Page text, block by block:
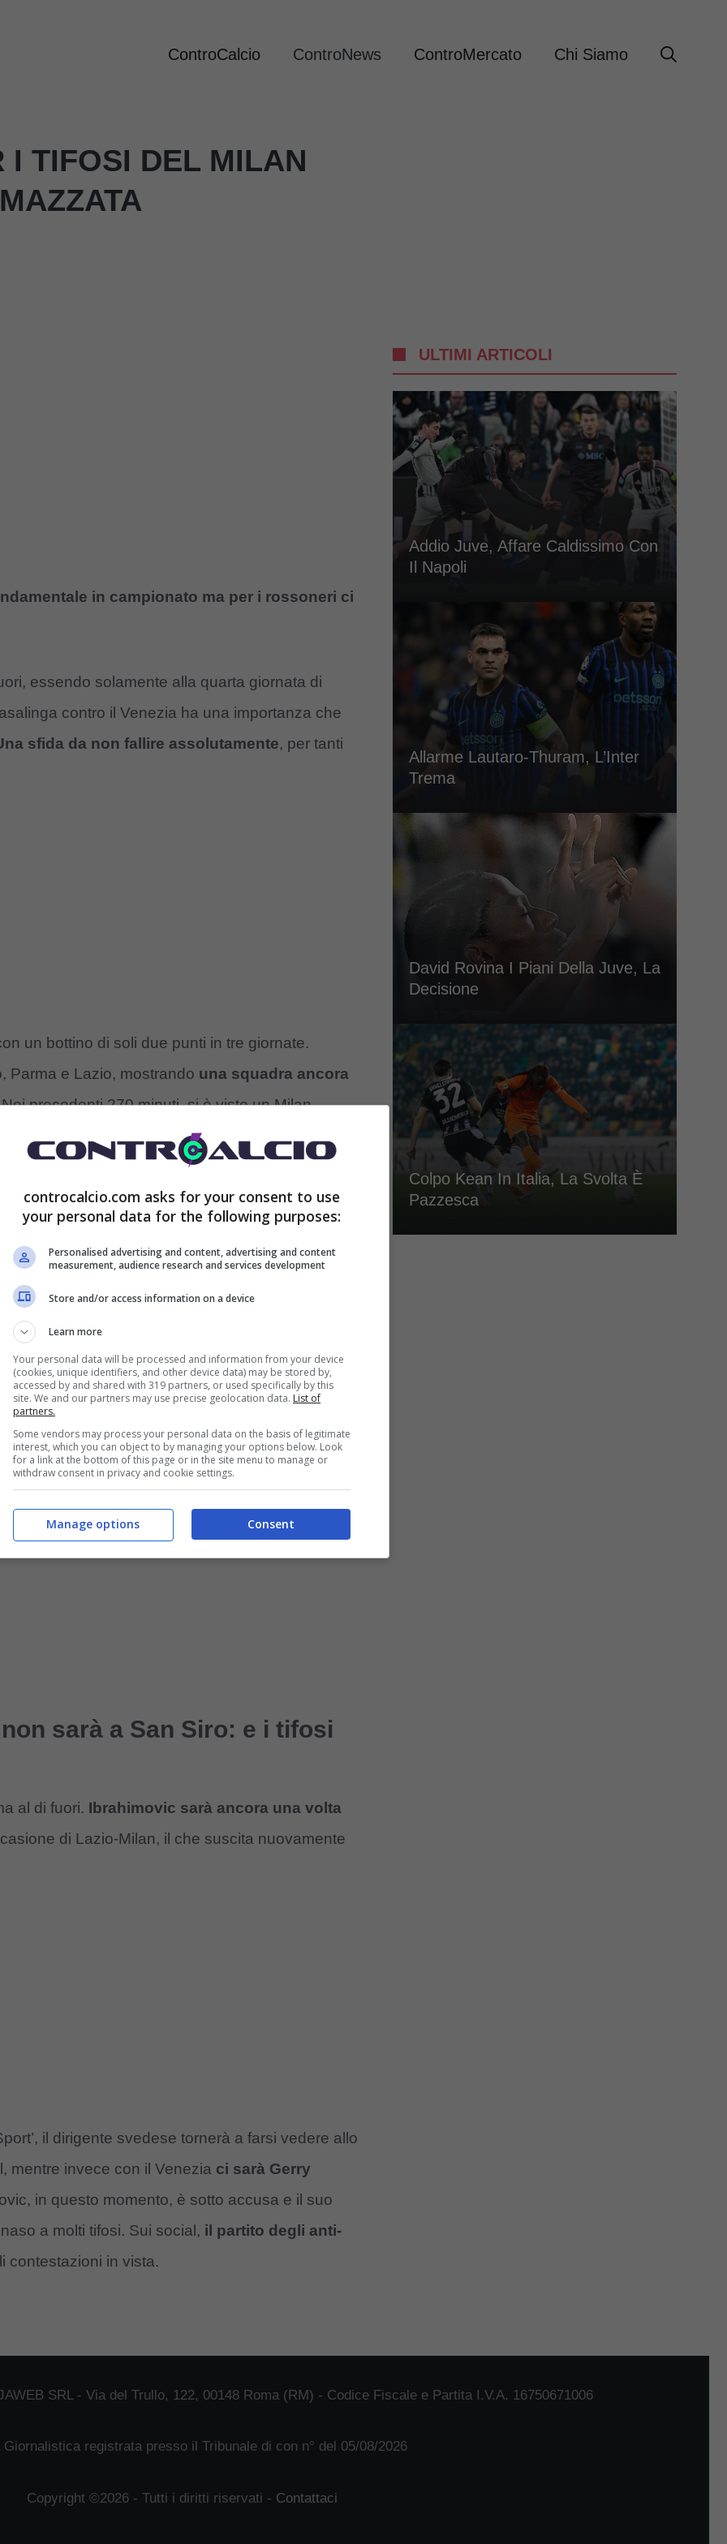
ControCalcio ControNews ControMercato Chi Siamo
I TIFOSI DEL MILAN
in campionato ma per i rossoneri ci
essendo solamente alla quarta giornata di
contro il Venezia ha una importanza che
sfida da non fallire assolutamente, per tanti
un bottino di soli due punti in tre giornate.
Parma e Lazio, mostrando una squadra ancora
precedenti 270 minuti, si è visto un Milan
per tutta la gara e con dei blackout
in fase difensiva.
di centrare i tre punti se non vorrà già
in discussione. Subito dopo, del resto, il Milan
e non solo simbolico,
nel derby
convincenti.
a quelle che saranno le scelte di formazione di
al turnover preventivo, per far ruotare tutti gli
ci saràuna assenza piuttosto particolare
sarà a San Siro: e i tifosi
al di fuori. Ibrahimovic sarà ancora una volta
di Lazio-Milan, il che suscita nuovamente
il dirigente svedese tornerà a farsi vedere allo
mentre invece con il Venezia ci sarà Gerry
in questo momento, è sotto accusa e il suo
a molti tifosi. Sui social, il partito degli anti-
contestazioni in vista.
ULTIMI ARTICOLI
Addio Juve, Affare Caldissimo Con
Il Napoli
Allarme Lautaro-Thuram, L’Inter
Trema
David Rovina I Piani Della Juve, La
Decisione
Colpo Kean In Italia, La Svolta È
Pazzesca
SRL - Via del Trullo, 122, 00148 Roma (RM) - Codice Fiscale e Partita I.V.A. 16750671006
Giornalistica registrata presso il Tribunale di con n° del 05/08/2026
Copyright ©2026 - Tutti i diritti riservati - Contattaci
controcalcio.com asks for your consent to use
your personal data for the following purposes:
Personalised advertising and content, advertising and content
measurement, audience research and services development
Store and/or access information on a device
Learn more
Your personal data will be processed and information from your device
(cookies, unique identifiers, and other device data) may be stored by,
accessed by and shared with 319 partners, or used specifically by this
site. We and our partners may use precise geolocation data. List of
partners.
Some vendors may process your personal data on the basis of legitimate
interest, which you can object to by managing your options below. Look
for a link at the bottom of this page or in the site menu to manage or
withdraw consent in privacy and cookie settings.
Consent
Manage options